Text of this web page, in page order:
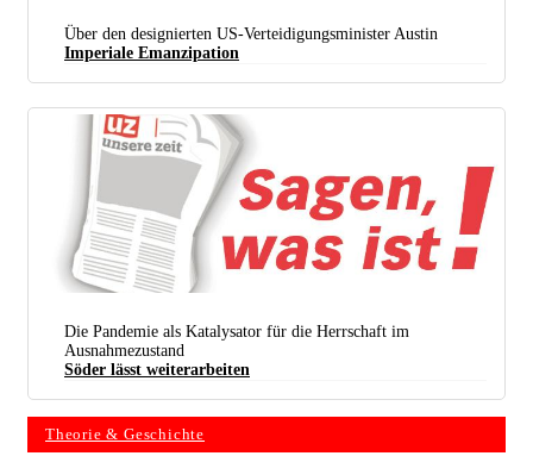
Über den designierten US-Verteidigungsminister Austin
Imperiale Emanzipation
Die Pandemie als Katalysator für die Herrschaft im
Ausnahmezustand
Söder lässt weiterarbeiten
Theorie & Geschichte